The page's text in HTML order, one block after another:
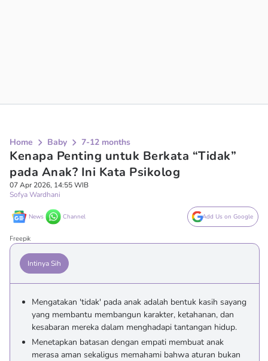
Home Baby 7-12 months
Kenapa Penting untuk Berkata “Tidak”
pada Anak? Ini Kata Psikolog
07 Apr 2026, 14:55 WIB
Sofya Wardhani
News Channel Add Us on Google
Freepik
Intinya Sih
Mengatakan 'tidak' pada anak adalah bentuk kasih sayang
yang membantu membangun karakter, ketahanan, dan
kesabaran mereka dalam menghadapi tantangan hidup.
Menetapkan batasan dengan empati membuat anak
merasa aman sekaligus memahami bahwa aturan bukan